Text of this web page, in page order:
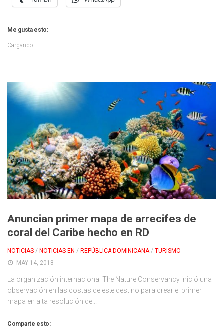
Me gusta esto:
Cargando...
Anuncian primer mapa de arrecifes de
coral del Caribe hecho en RD
NOTICIAS / NOTICIAS-EN / REPÚBLICA DOMINICANA/ TURISMO
MAY 14, 2018
La organización internacional The Nature Conservancy inició una
observación en las costas de este destino para crear el primer
mapa en alta resolución de...
Comparte esto: